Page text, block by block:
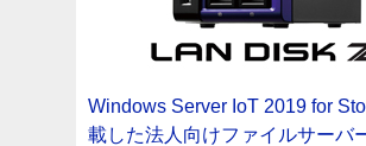
Windows Server IoT 2019 for
載した法人向けファイルサーバ